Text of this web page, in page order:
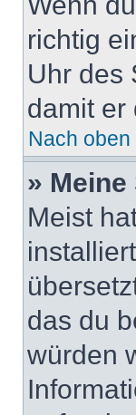
richtig
Uhr des
damit er
Nach oben
»
Meist
das du
würden